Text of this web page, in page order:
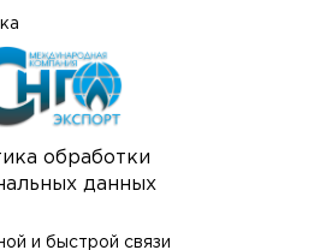
обработки
данных
и быстрой связи